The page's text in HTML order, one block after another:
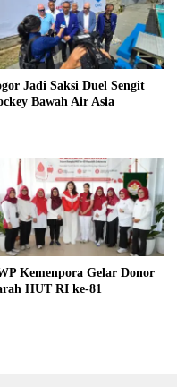
Jadi Saksi Duel Sengit
Bawah Air Asia
Kemenpora Gelar Donor
HUT RI ke-81